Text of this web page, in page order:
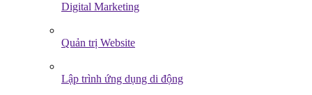
Digital Marketing
Quản trị Website
Lập trình ứng dụng di động